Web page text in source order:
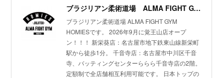
ブラジリアン柔術道場 ALMA FIGHT GYM HOMIES(ホーミーズ)
ブラジリアン柔術道場 ALMA FIGHT GYM
HOMIESです。 2026年9月に覚王山店オープ
ン！！！ 新栄葵店：名古屋市地下鉄東山線新栄町
駅から徒歩1分。 千音寺店：名古屋市中川区千音
寺、バッティングセンターららら千音寺店の2階。
定額制で全店舗相互利用可能です。 日本トップの